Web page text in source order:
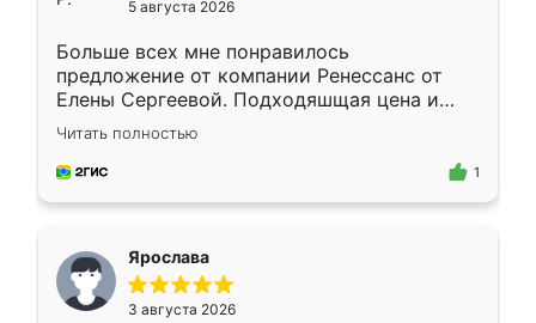
5 августа 2026
Больше всех мне понравилось
предложение от компании Ренессанс от
Елены Сергеевой. Подходяшщая цена и
короткие сроки изготовления. Приехавший
для замера сотрудник Владислав
предложил по моему эскизу самый
Читать полностью
1
Ярослава
3 августа 2026